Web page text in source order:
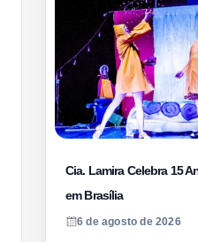
Cia. Lamira Celebra 15
em Brasília
6 de agosto de 2026